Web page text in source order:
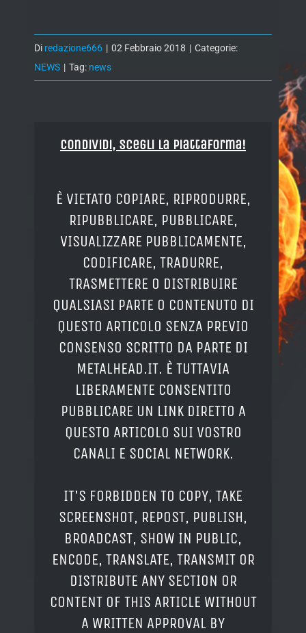
Di redazione666 | 02 Febbraio 2018 | Categorie:
NEWS | Tag: news
Condividi, Scegli la piattaforma!
È VIETATO COPIARE, RIPRODURRE,
RIPUBBLICARE, PUBBLICARE,
VISUALIZZARE PUBBLICAMENTE,
CODIFICARE, TRADURRE,
TRASMETTERE O DISTRIBUIRE
QUALSIASI PARTE O CONTENUTO DI
QUESTO ARTICOLO SENZA PREVIO
CONSENSO SCRITTO DA PARTE DI
METALHEAD.IT. È TUTTAVIA
LIBERAMENTE CONSENTITO
PUBBLICARE UN LINK DIRETTO A
QUESTO ARTICOLO SUI VOSTRO
CANALI E SOCIAL NETWORK.
IT'S FORBIDDEN TO COPY, TAKE
SCREENSHOT, REPOST, PUBLISH,
BROADCAST, SHOW IN PUBLIC,
ENCODE, TRANSLATE, TRANSMIT OR
DISTRIBUTE ANY SECTION OR
CONTENT OF THIS ARTICLE WITHOUT
A WRITTEN APPROVAL BY